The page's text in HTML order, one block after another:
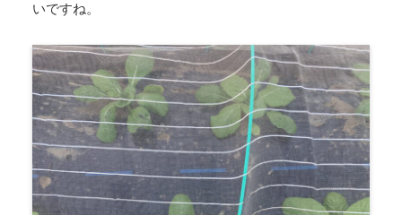
いですね。